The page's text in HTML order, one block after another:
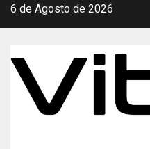
Saltar
6 de Agosto de 2026